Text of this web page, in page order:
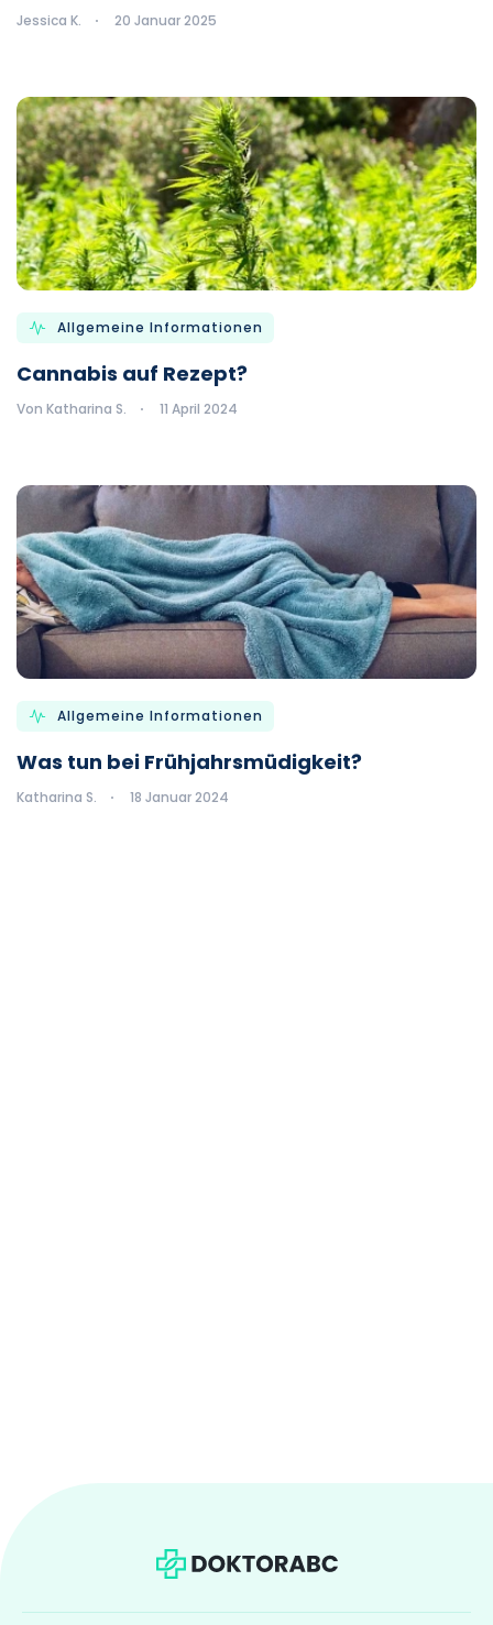
Jessica K. 20 Januar 2025
Allgemeine Informationen
Cannabis auf Rezept?
Von Katharina S. 11 April 2024
Allgemeine Informationen
Was tun bei Frühjahrsmüdigkeit?
Katharina S. 18 Januar 2024